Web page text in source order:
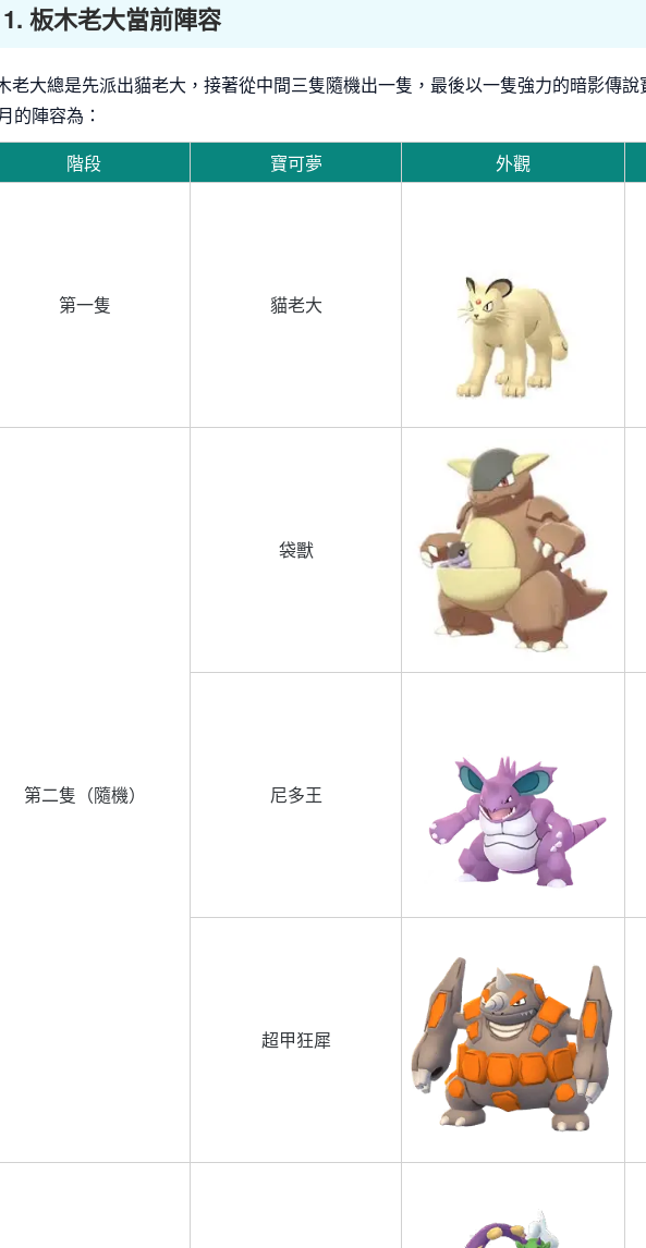
1. 板木老大當前陣容
老大總是先派出貓老大，接著從中間三隻隨機出一隻，最後以一隻強力的暗影傳
的陣容為：
階段
寶可夢 外觀
第一隻 貓老大
第二隻（隨機）
袋獸
尼多王
超甲狂犀